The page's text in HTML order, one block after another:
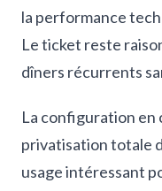
la performance
Le ticket reste
dîners récurrents
La configuration en
privatisation totale
usage intéressant